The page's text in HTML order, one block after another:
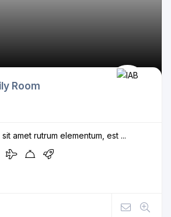
Room
amet rutrum elementum, est ...